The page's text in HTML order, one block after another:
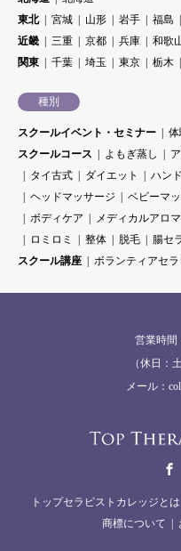
東北
宮城 山形 岩手 福島
近畿
三重 京都 兵庫 和歌
関東
千葉 埼玉 東京 栃木
種別
スクールイベント・セミナー
スクールコース
よもぎ蒸し
タイ古式
ダイエット ハン
ヘッドマッサージ
ベビーマ
ボディケア
メディカルアロマ
ロミロミ
整体 脱毛
腸セ
スクール講座
ボランティアセ
営業時間
（休日：
メール：
トップセラピストカレッジとは
商標について